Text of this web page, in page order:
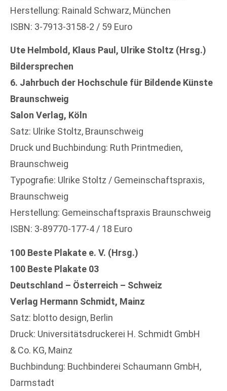
Herstellung: Rainald Schwarz, München
ISBN: 3-7913-3158-2 / 59 Euro
Ute Helmbold, Klaus Paul, Ulrike Stoltz (Hrsg.)
Bildersprechen
6. Jahrbuch der Hochschule für Bildende Künste
Braunschweig
Salon Verlag, Köln
Satz: Ulrike Stoltz, Braunschweig
Druck und Buchbindung: Ruth Printmedien,
Braunschweig
Typografie: Ulrike Stoltz / Gemeinschaftspraxis,
Braunschweig
Herstellung: Gemeinschaftspraxis Braunschweig
ISBN: 3-89770-177-4 / 18 Euro
100 Beste Plakate e. V. (Hrsg.)
100 Beste Plakate 03
Deutschland – Österreich – Schweiz
Verlag Hermann Schmidt, Mainz
Satz: blotto design, Berlin
Druck: Universitätsdruckerei H. Schmidt GmbH
& Co. KG, Mainz
Buchbindung: Buchbinderei Schaumann GmbH,
Darmstadt